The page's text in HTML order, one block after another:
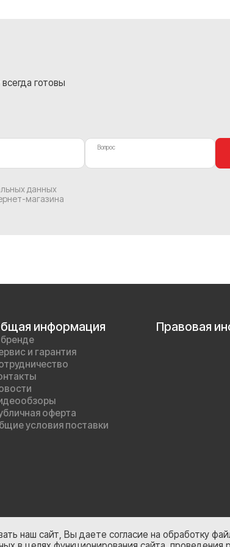
готовы
Вопрос
данных
магазина
информация
и гарантия
оферта
условия поставки
Правовая
наш сайт, Вы даете согласие на обработку